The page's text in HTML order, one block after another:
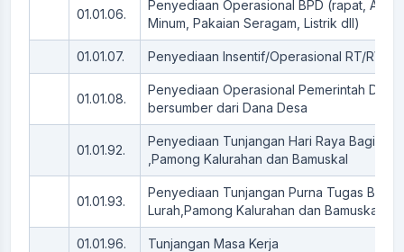
01.01.06.
Penyediaan Operasional BPD (rapat, ATK,
Minum, Pakaian Seragam, Listrik dll)
01.01.07. Penyediaan Insentif/Operasional RT/RW
01.01.08.
Penyediaan Operasional Pemerintah Desa
bersumber dari Dana Desa
01.01.92.
Penyediaan Tunjangan Hari Raya Bagi
,Pamong Kalurahan dan Bamuskal
01.01.93.
Penyediaan Tunjangan Purna Tugas Bagi
Lurah,Pamong Kalurahan dan Bamuskal
01.01.96. Tunjangan Masa Kerja